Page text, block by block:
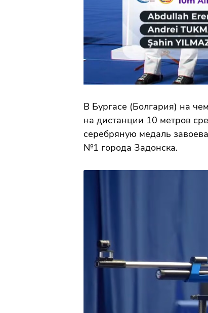
В Бургасе (Болгария) на
на дистанции 10 метров
серебряную медаль
№1 города Задонска.